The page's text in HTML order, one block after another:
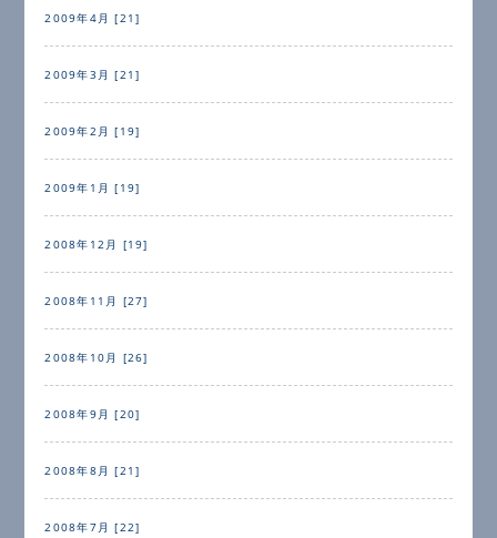
2009年4月 [21]
2009年3月 [21]
2009年2月 [19]
2009年1月 [19]
2008年12月 [19]
2008年11月 [27]
2008年10月 [26]
2008年9月 [20]
2008年8月 [21]
2008年7月 [22]